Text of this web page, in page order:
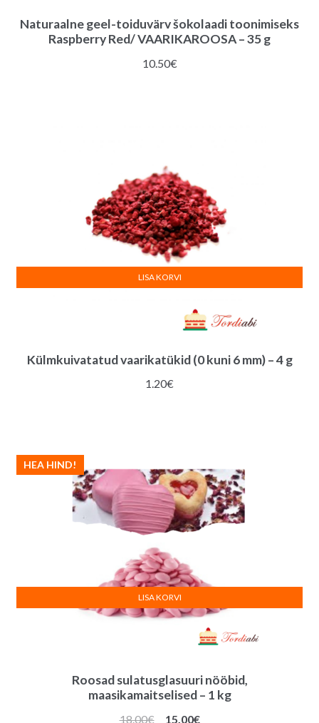
Naturaalne geel-toiduvärv šokolaadi toonimiseks
Raspberry Red/ VAARIKAROOSA – 35 g
10.50€
Külmkuivatatud vaarikatükid (0 kuni 6 mm) – 4 g
1.20€
LISA KORVI
Roosad sulatusglasuuri nööbid,
maasikamaitselised – 1 kg
HEA HIND!
18.00€
Algne
15.00€Praegune
LISA KORVI